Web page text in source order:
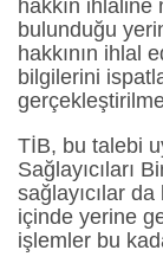
hakkın ihlaline
bulunduğu
hakkının ihlal
bilgilerini
TİB, bu talebi
Sağlayıcıları
sağlayıcılar
içinde yerine
işlemler bu